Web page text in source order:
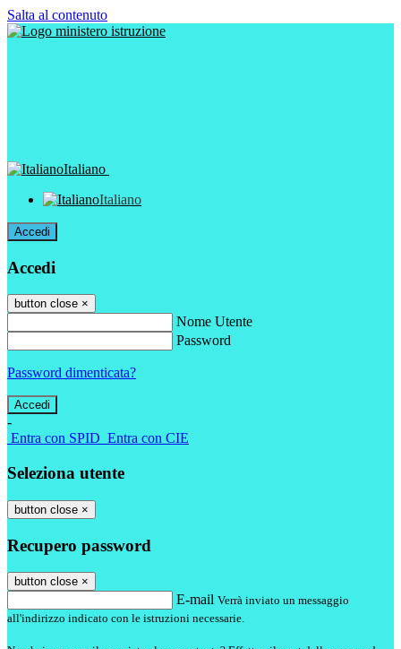
Salta al contenuto
Italiano
Italiano
Accedi
Accedi
button close ×
Nome Utente
Password
Password dimenticata?
-
Entra con SPID Entra con CIE
Seleziona utente
button close ×
Recupero password
button close ×
E-mail Verrà inviato un messaggio
all'indirizzo indicato con le istruzioni necessarie.